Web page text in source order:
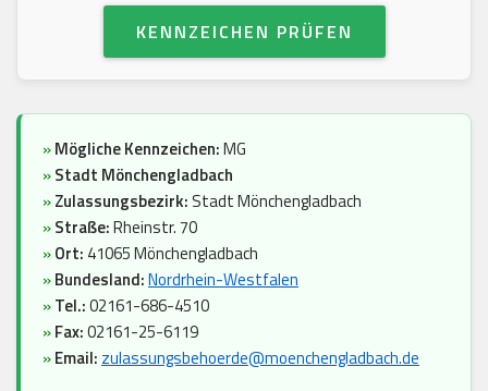
KENNZEICHEN PRÜFEN
»Mögliche Kennzeichen:MG
»Stadt Mönchengladbach
»Zulassungsbezirk: Stadt Mönchengladbach
»Straße:Rheinstr. 70
»Ort: 41065 Mönchengladbach
»Bundesland:Nordrhein-Westfalen
»Tel.:02161-686-4510
»Fax:02161-25-6119
»Email: zulassungsbehoerde@moenchengladbach.de